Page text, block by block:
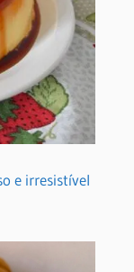
e irresistível